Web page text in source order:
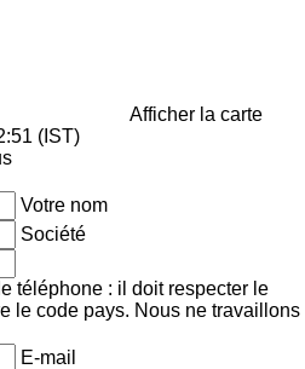
Afficher la carte
(IST)
Votre nom
Société
téléphone : il doit respecter le
le code pays. Nous ne travaillons
E-mail